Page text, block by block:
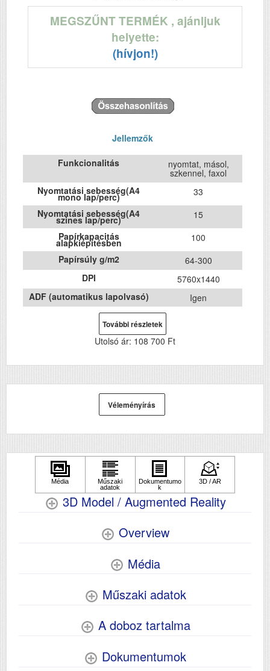
MEGSZŰNT TERMÉK , ajánljuk
helyette:
(hívjon!)
Jellemzők
Funkcionalitás nyomtat, másol,
szkennel, faxol
Nyomtatási sebesség(A4
mono lap/perc)
33
Nyomtatási sebesség(A4
szines lap/perc)
15
Papírkapacitás
alapkiépítésben
100
Papírsúly g/m2
64-300
DPI
5760x1440
ADF (automatikus lapolvasó)
Igen
DADF (automatikus
kétoldalas lapolvasás)
USB
Méret
Súly (kg)
Papír méret
A4
Technológia
tintasugaras
Hálozat
Igen
Szkennelés
igen
További részletek
Utolsó ár: 108 700 Ft
Véleményírás
3D Model / Augmented Reality
Overview
Média
Műszaki adatok
A doboz tartalma
Dokumentumok